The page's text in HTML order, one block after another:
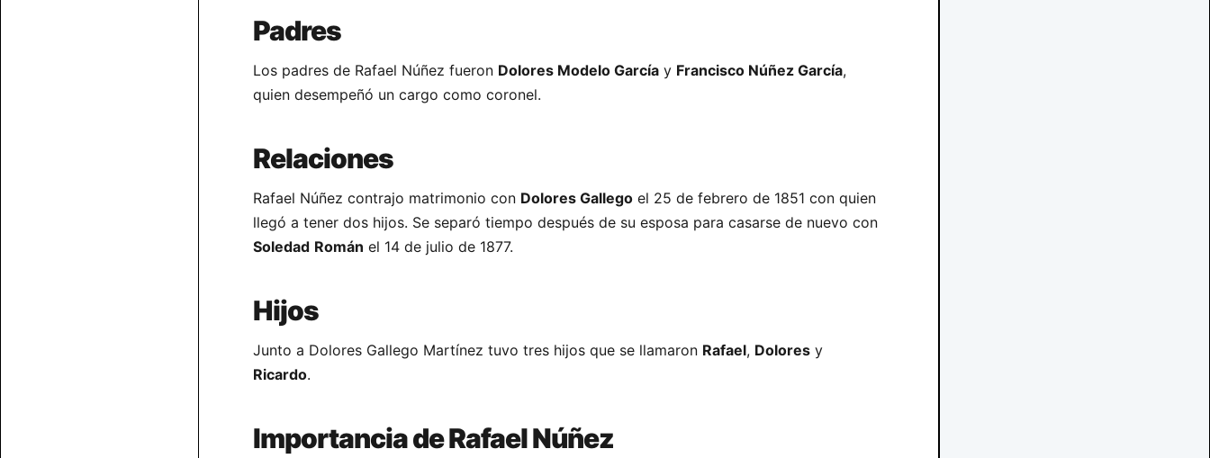
Padres
Los padres de Rafael Núñez fueron Dolores Modelo García y Francisco Núñez García,
quien desempeñó un cargo como coronel.
Relaciones
Rafael Núñez contrajo matrimonio con Dolores Gallego el 25 de febrero de 1851 con quien
llegó a tener dos hijos. Se separó tiempo después de su esposa para casarse de nuevo con
Soledad Román el 14 de julio de 1877.
Hijos
Junto a Dolores Gallego Martínez tuvo tres hijos que se llamaron Rafael, Dolores y
Ricardo.
Importancia de Rafael Núñez